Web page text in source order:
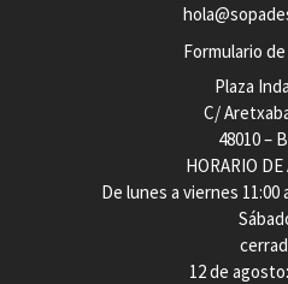
Formulario
Plaza
C/
48010 –
HORARIO DE
De lunes a viernes 11:00
12 de